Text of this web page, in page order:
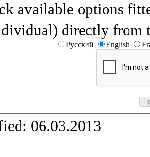
available options
directly from
Русский English
06.03.2013